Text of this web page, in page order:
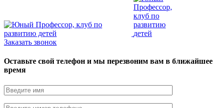
Заказать звонок
Оставьте свой телефон и мы перезвоним вам в ближайшее
время